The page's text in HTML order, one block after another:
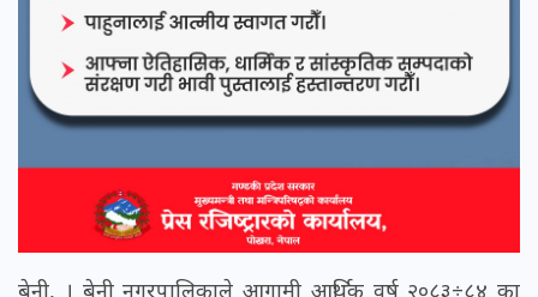
बेनी, । बेनी नगरपालिकाले आगामी आर्थिक वर्ष २०८३÷८४ का